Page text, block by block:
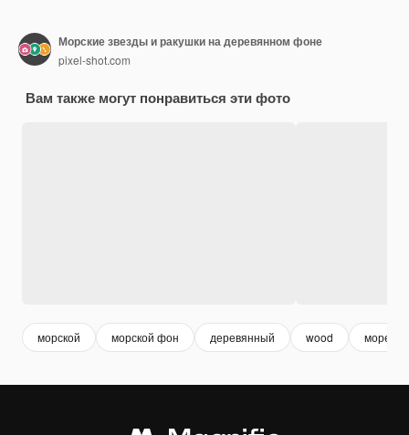
Морские звезды и ракушки на деревянном фоне
pixel-shot.com
Вам также могут понравиться эти фото
морской морской фон деревянный wood море